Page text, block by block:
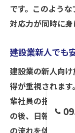
です。このよう
対応力が同時に身
建設業新人でも
建設業の新人向
得が重視されま
輩社員の指導の
の後、日報作成
の流れを体得し